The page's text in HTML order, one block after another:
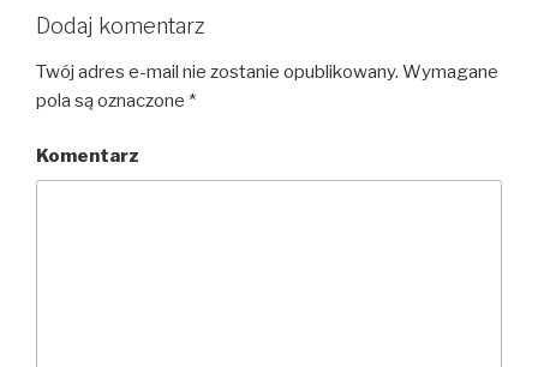
Dodaj komentarz
Twój adres e-mail nie zostanie opublikowany. Wymagane
pola są oznaczone *
Komentarz